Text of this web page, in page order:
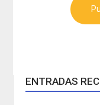
ENTRADAS